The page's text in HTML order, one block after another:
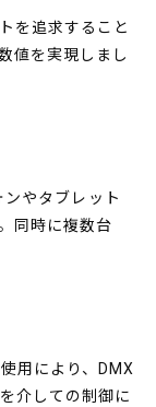
を追求すること
値を実現しまし
やタブレット
同時に複数台
用により、DMX
介しての制御に